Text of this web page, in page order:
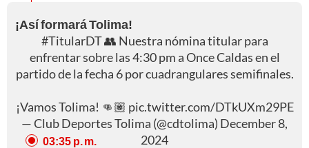
¡Así formará Tolima!
#TitularDT👥 Nuestra nómina titular para
enfrentar sobre las 4:30 pm a Once Caldas en el
partido de la fecha 6 por cuadrangulares semifinales.
¡Vamos Tolima! 👊🏽 pic.twitter.com/DTkUXm29PE
— Club Deportes Tolima (@cdtolima) December 8,
2024
03:35 p. m.